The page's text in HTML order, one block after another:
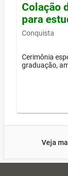
Colação
para
Conquista
Cerimônia
graduação,
Veja